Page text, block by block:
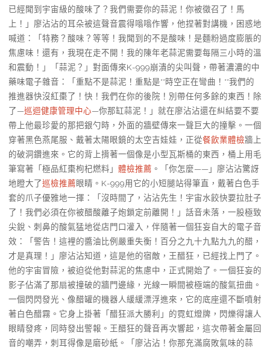
已經聞到宇宙級的酸味了？我們需要你的蒜泥！你被徵召了！馬
上！」廖沾沾的耳朵被這聲音震得嗡嗡作響，他捏著對講機，困惑地
喊道：「特務？酸味？等等！我聞到的不是酸味！是麵粉過度膨脹的
焦慮味！還有，我現在走不開！我的陳年老蒜泥需要每隔三小時的溫
和震動！」「蒜泥？」對面傳來K-999崩潰的尖叫聲，帶著濃濃的中
藥味電子雜音：「重點不是蒜泥！重點是**時空正在彎曲！**我們的
推進器快沒紅棗了！快！我們在你的後院！別帶任何多餘的東西！除
了—巡迴健康管理中心—你那缸蒜泥！」就在廖沾沾還在糾結要不要
帶上他最珍愛的那把銀勺時，外面的牆壁傳來一聲巨大的撞擊。一個
穿著黑色燕尾服、戴著太陽眼鏡的太空吉娃娃，正從餐飲業體檢牆上
的破洞鑽進來。它的背上揹著一個像是小型瓦斯桶的東西，桶上用毛
筆寫著「極品紅棗枸杞燃料」 體檢推薦 。「你怎麼——」廖沾沾驚訝
地瞪大了巡檢推薦眼睛。K-999用它的小短腿站得筆直，戴著白色手
套的爪子優雅地一揮：「沒時間了，沾沾先生！宇宙水餃快要拉肚子
了！我們必須在你被醋酸離子炮鎖定前離開！」話音未落，一股極致
尖銳、刺鼻的酸氣猛地從店門口灌入，伴隨著一個狂妄自大的電子音
效：「警告！這裡的醬油比例嚴重失衡！百分之九十九點九九的醋，
才是真理！」廖沾沾知道，這是他的宿敵，王醋狂，已經找上門了。
他的宇宙冒險，被迫從他對蒜泥的焦慮中，正式開始了。一個狂妄的
影子佔滿了那扇被撞破的牆門邊緣，光線一瞬間被極端的酸氣扭曲。
一個閃閃發光、像醋罐的機器人緩緩漂浮進來，它的底座還不斷噴射
著白色醋霧。它身上掛著「醋狂派大勝利」的霓虹燈牌，閃爍得讓人
眼睛發疼，同時發出警報。王醋狂的聲音再次響起，這次帶著金屬回
音的嘲弄，刺耳得像是磨砂紙。「廖沾沾！你那充滿腐敗氣味的蒜